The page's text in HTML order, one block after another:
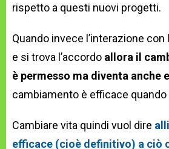
rispetto a questi nuovi progetti.
Quando invece l’interazione con
e si trova l’accordo allora il
è permesso ma diventa anche
cambiamento è efficace
Cambiare vita quindi vuol dire
efficace (cioè definitivo) a ciò